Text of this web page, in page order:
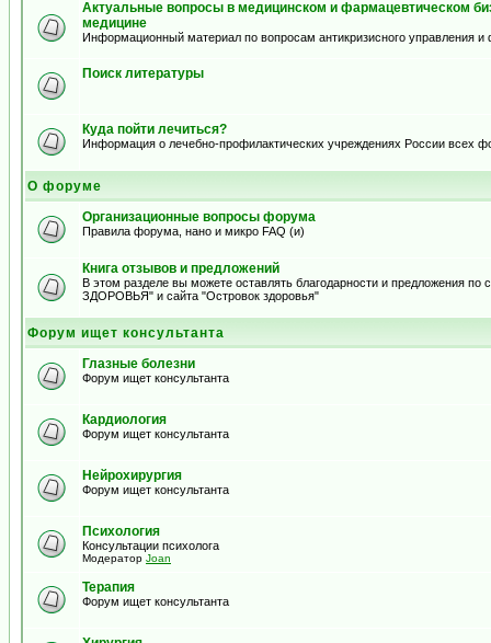
Актуальные вопросы в медицинском и фармацевтическом
медицине
Информационный материал по вопросам антикризисного управления и
Поиск литературы
Куда пойти лечиться?
Информация о лечебно-профилактических учреждениях России всех
О форуме
Организационные вопросы форума
Правила форума, нано и микро FAQ (и)
Книга отзывов и предложений
В этом разделе вы можете оставлять благодарности и предложения
ЗДОРОВЬЯ" и сайта "Островок здоровья"
Форум ищет консультанта
Глазные болезни
Форум ищет консультанта
Кардиология
Форум ищет консультанта
Нейрохирургия
Форум ищет консультанта
Психология
Консультации психолога
Модератор Joan
Терапия
Форум ищет консультанта